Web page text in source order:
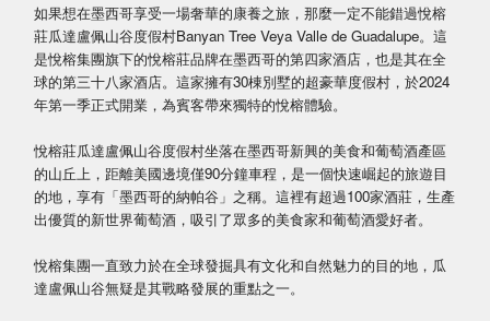
如果想在墨西哥享受一場奢華的康養之旅，那麼一定不能錯過悅榕
莊瓜達盧佩山谷度假村Banyan Tree Veya Valle de Guadalupe。這
是悅榕集團旗下的悅榕莊品牌在墨西哥的第四家酒店，也是其在全
球的第三十八家酒店。這家擁有30棟別墅的超豪華度假村，於2024
年第一季正式開業，為賓客帶來獨特的悅榕體驗。
悅榕莊瓜達盧佩山谷度假村坐落在墨西哥新興的美食和葡萄酒產區
的山丘上，距離美國邊境僅90分鐘車程，是一個快速崛起的旅遊目
的地，享有「墨西哥的納帕谷」之稱。這裡有超過100家酒莊，生產
出優質的新世界葡萄酒，吸引了眾多的美食家和葡萄酒愛好者。
悅榕集團一直致力於在全球發掘具有文化和自然魅力的目的地，瓜
達盧佩山谷無疑是其戰略發展的重點之一。